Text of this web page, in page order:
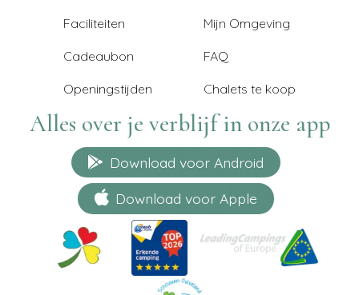
Faciliteiten
Cadeaubon
Openingstijden
Mijn Omgeving
FAQ
Chalets te koop
Alles over je verblijf in onze app
Download voor Android
Download voor Apple